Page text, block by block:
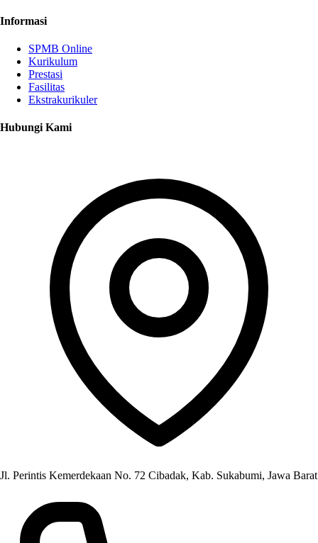
Informasi
SPMB Online
Kurikulum
Prestasi
Fasilitas
Ekstrakurikuler
Hubungi Kami
Jl. Perintis Kemerdekaan No. 72 Cibadak, Kab. Sukabumi, Jawa Barat